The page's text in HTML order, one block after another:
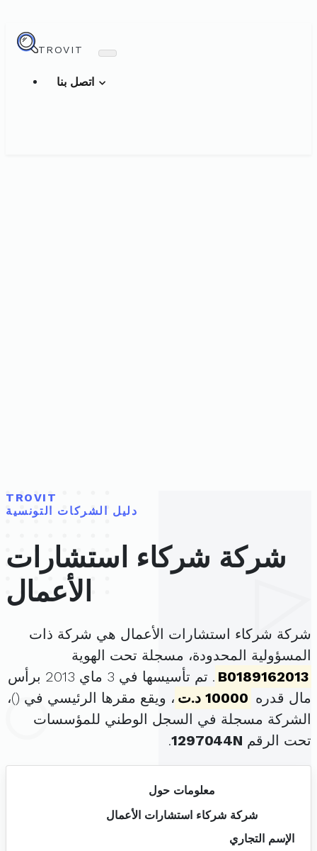
TROVIT
TROVIT
دليل الشركات التونسية
شركة شركاء استشارات
الأعمال
شركة شركاء استشارات الأعمال هي شركة ذات
المسؤولية المحدودة، مسجلة تحت الهوية
B0189162013
. تم تأسيسها في 3 ماي 2013 برأس
مال قدره 10000 د.ت ، ويقع مقرها الرئيسي في ()،
الشركة مسجلة في السجل الوطني للمؤسسات
تحت الرقم 1297044N
.
معلومات حول
شركة شركاء استشارات الأعمال
الإسم التجاري